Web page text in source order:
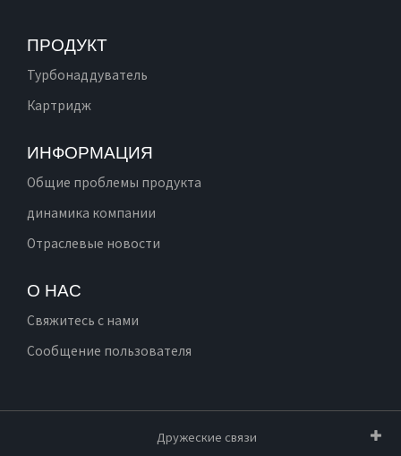
ПРОДУКТ
Турбонаддуватель
Картридж
ИНФОРМАЦИЯ
Общие проблемы продукта
динамика компании
Отраслевые новости
О НАС
Свяжитесь с нами
Сообщение пользователя
Дружеские связи